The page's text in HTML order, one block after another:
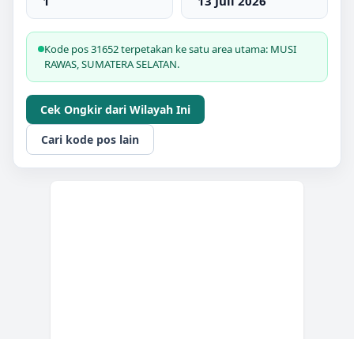
Kode pos 31652 terpetakan ke satu area utama: MUSI
RAWAS, SUMATERA SELATAN.
Cek Ongkir dari Wilayah Ini
Cari kode pos lain